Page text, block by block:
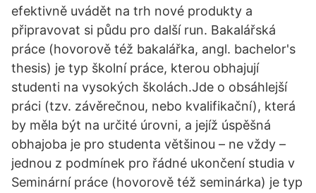
efektivně uvádět na trh nové produkty a
připravovat si půdu pro další run. Bakalářská
práce (hovorově též bakalářka, angl. bachelor's
thesis) je typ školní práce, kterou obhajují
studenti na vysokých školách.Jde o obsáhlejší
práci (tzv. závěrečnou, nebo kvalifikační), která
by měla být na určité úrovni, a jejíž úspěšná
obhajoba je pro studenta většinou – ne vždy –
jednou z podmínek pro řádné ukončení studia v
Seminární práce (hovorově též seminárka) je typ